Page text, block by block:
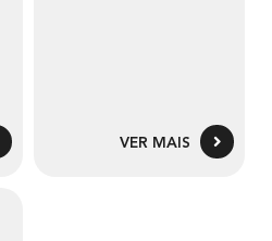
VER MAIS